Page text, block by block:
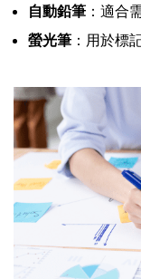
自動鉛筆 ：適合
螢光筆 ：用於標